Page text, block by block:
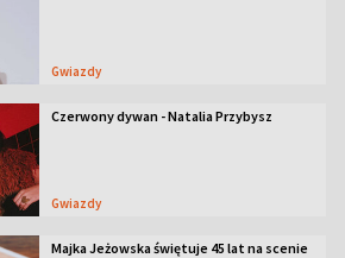
Gwiazdy
Czerwony dywan - Natalia Przybysz
Gwiazdy
Majka Jeżowska świętuje 45 lat na scenie